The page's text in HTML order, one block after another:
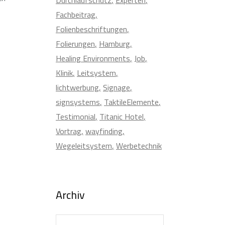
Fachbeitrag
Folienbeschriftungen
Folierungen Hamburg
Healing Environments Job
Klinik Leitsystem
lichtwerbung Signage
signsystems TaktileElemente
Testimonial Titanic Hotel
Vortrag wayfinding
Wegeleitsystem Werbetechnik
Archiv